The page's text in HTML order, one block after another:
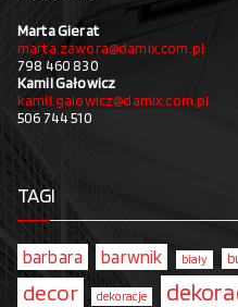
Marta Gierat
marta.zawora@damix.com.pl
798 460 830
Kamil Gałowicz
kamil.galowicz@damix.com.pl
506 744 510
TAGI
barbara barwnik biały
decor dekoracje